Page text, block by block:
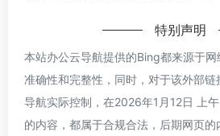
特别声明
本站办公云导航提供的Bing都来源于
准确性和完整性，同时，对于该外部
导航实际控制，在2026年1月12日 上
的内容，都属于合规合法，后期网页的